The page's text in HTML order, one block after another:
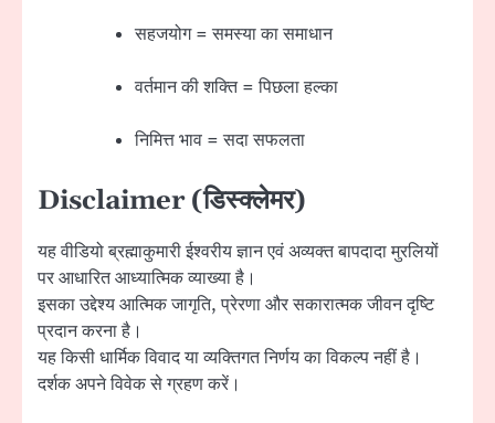
सहजयोग = समस्या का समाधान
वर्तमान की शक्ति = पिछला हल्का
निमित्त भाव = सदा सफलता
Disclaimer (डिस्क्लेमर)
यह वीडियो ब्रह्माकुमारी ईश्वरीय ज्ञान एवं अव्यक्त बापदादा मुरलियों
पर आधारित आध्यात्मिक व्याख्या है।
इसका उद्देश्य आत्मिक जागृति, प्रेरणा और सकारात्मक जीवन दृष्टि
प्रदान करना है।
यह किसी धार्मिक विवाद या व्यक्तिगत निर्णय का विकल्प नहीं है।
दर्शक अपने विवेक से ग्रहण करें।